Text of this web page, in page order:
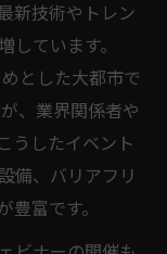
新技術やトレン
しています。
とした大都市で
、業界関係者や
うしたイベント
備、バリアフリ
富です。